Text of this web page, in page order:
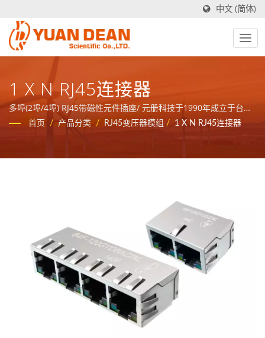
中文 (简体)
1 X N RJ45连接器
多埠(2埠/4埠) RJ45带磁性元件插座/ 元册科技于1990年成立于台湾
台南，工厂禾茂电子则在1995年成立于中国厦门，我们是业界领先
首页 / 产品分类 / RJ45变压器模组 / 1 X N RJ45连接器